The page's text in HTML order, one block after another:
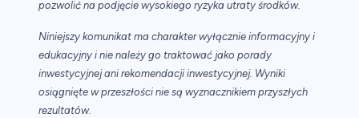
pozwolić na podjęcie wysokiego ryzyka utraty środków.
Niniejszy komunikat ma charakter wyłącznie informacyjny i
edukacyjny i nie należy go traktować jako porady
inwestycyjnej ani rekomendacji inwestycyjnej. Wyniki
osiągnięte w przeszłości nie są wyznacznikiem przyszłych
rezultatów.